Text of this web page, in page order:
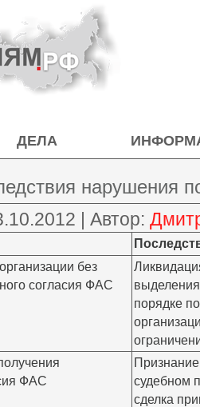
ДЕЛА
нарушения
| Автор:
без
согласия ФАС
порядке
ФАС
судебном
сделка